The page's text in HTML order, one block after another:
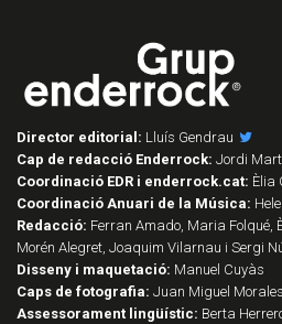
Director editorial: Lluís Gendrau
Cap de redacció Enderrock: Jordi
Coordinació EDR i enderrock.cat: Èlia
Coordinació Anuari de la Música:
Redacció: Ferran Amado, Maria Folqué,
Morén Alegret, Joaquim Vilarnau i Sergi
Disseny i maquetació: Manuel Cuyàs
Caps de fotografia: Juan Miguel Morales
Assessorament lingüístic: Berta